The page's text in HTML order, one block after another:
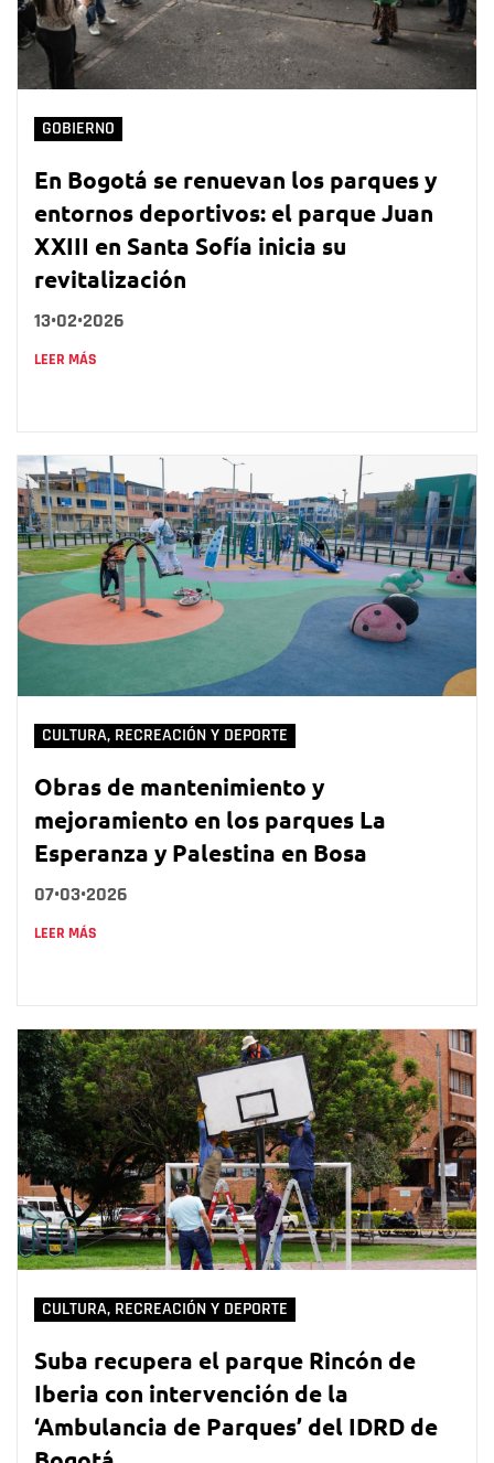
GOBIERNO
En Bogotá se renuevan los parques y
entornos deportivos: el parque Juan
XXIII en Santa Sofía inicia su
revitalización
13•02•2026
LEER MÁS
CULTURA, RECREACIÓN Y DEPORTE
Obras de mantenimiento y
mejoramiento en los parques La
Esperanza y Palestina en Bosa
07•03•2026
LEER MÁS
CULTURA, RECREACIÓN Y DEPORTE
Suba recupera el parque Rincón de
Iberia con intervención de la
‘Ambulancia de Parques’ del IDRD de